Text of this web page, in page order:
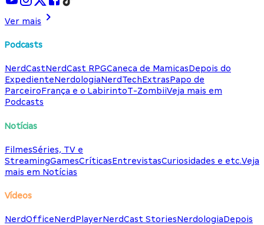
Ver mais
Podcasts
NerdCastNerdCast RPGCaneca de MamicasDepois do
ExpedienteNerdologiaNerdTechExtrasPapo de
ParceiroFrança e o LabirintoT-ZombiiVeja mais em
Podcasts
Notícias
FilmesSéries, TV e
StreamingGamesCríticasEntrevistasCuriosidades e etc.Veja
mais em Notícias
Vídeos
NerdOfficeNerdPlayerNerdCast StoriesNerdologiaDepois